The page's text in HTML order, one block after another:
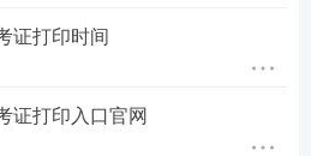
人员。
试准考证示例图
证打印时间
证打印入口官网